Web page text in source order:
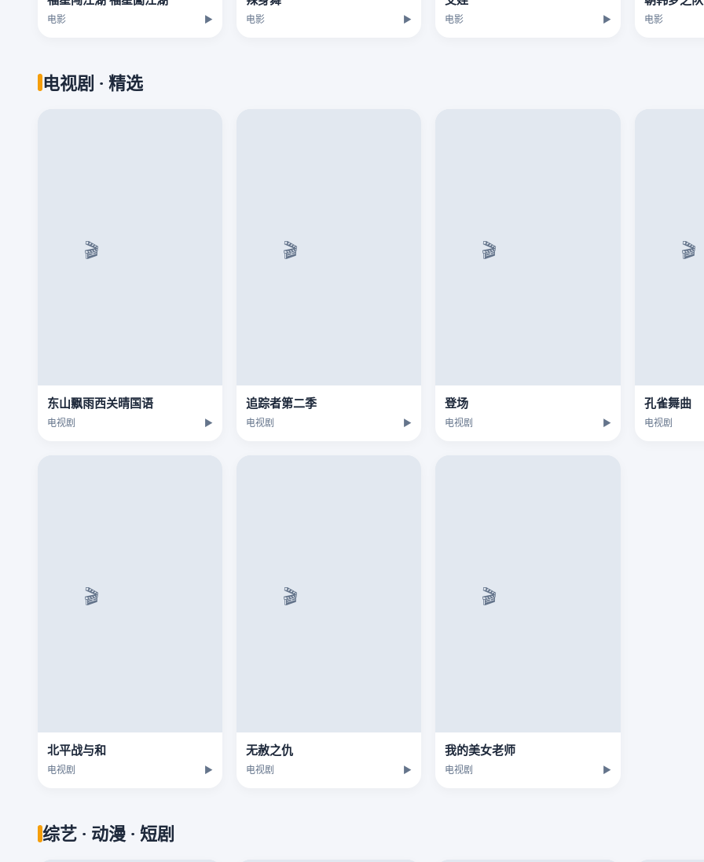
电影 ▶ 电影 ▶ 电影 ▶ 电影
电视剧 · 精选
东山飘雨西关晴国语
电视剧 ▶
追踪者第二季
电视剧 ▶
登场
电视剧 ▶
孔雀舞曲
电视剧
北平战与和
电视剧 ▶
无赦之仇
电视剧 ▶
我的美女老师
电视剧 ▶
综艺 · 动漫 · 短剧